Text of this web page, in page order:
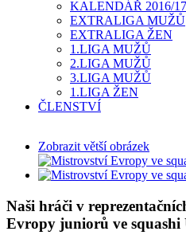
KALENDÁŘ 2016/17
EXTRALIGA MUŽŮ
EXTRALIGA ŽEN
1.LIGA MUŽŮ
2.LIGA MUŽŮ
3.LIGA MUŽŮ
1.LIGA ŽEN
ČLENSTVÍ
Zobrazit větší obrázek
Naši hráči v
Evropy juniorů ve squashi